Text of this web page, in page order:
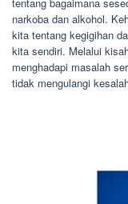
tentang bagaimana
narkoba dan alkohol.
kita tentang kegigihan
kita sendiri. Melalui
menghadapi masalah
tidak mengulangi